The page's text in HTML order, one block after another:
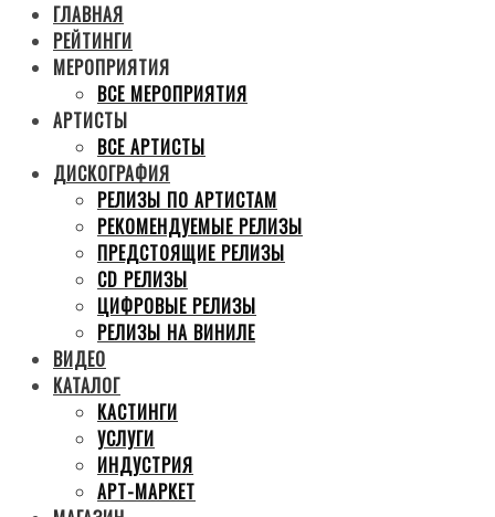
ГЛАВНАЯ
РЕЙТИНГИ
МЕРОПРИЯТИЯ
ВСЕ МЕРОПРИЯТИЯ
АРТИСТЫ
ВСЕ АРТИСТЫ
ДИСКОГРАФИЯ
РЕЛИЗЫ ПО АРТИСТАМ
РЕКОМЕНДУЕМЫЕ РЕЛИЗЫ
ПРЕДСТОЯЩИЕ РЕЛИЗЫ
CD РЕЛИЗЫ
ЦИФРОВЫЕ РЕЛИЗЫ
РЕЛИЗЫ НА ВИНИЛЕ
ВИДЕО
КАТАЛОГ
КАСТИНГИ
УСЛУГИ
ИНДУСТРИЯ
АРТ-МАРКЕТ